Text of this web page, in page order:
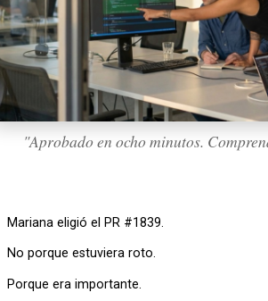
"Aprobado en ocho minutos.
Mariana eligió el PR #1839.
No porque estuviera roto.
Porque era importante.